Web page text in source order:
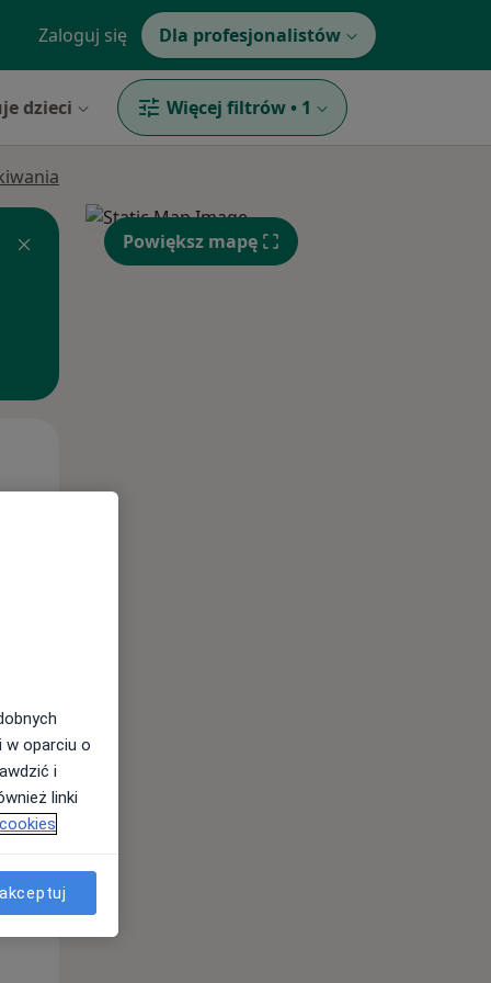
Zaloguj się Dla profesjonalistów
dzieci Więcej filtrów • 1
Wt,
Powiększ mapę
w oparciu o
i
linki